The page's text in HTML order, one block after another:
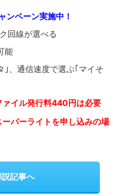
ンペーン実施中！
回線が選べる
能
｣、通信速度で選ぶ｢マイそ
イル発行料440円は必要
パーライトを申し込みの場
記事へ